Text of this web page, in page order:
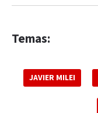
Temas:
JAVIER MILEI